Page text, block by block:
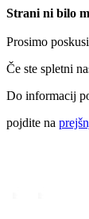
Strani ni bilo
Prosimo
Če ste spletni
Do informacij
pojdite na